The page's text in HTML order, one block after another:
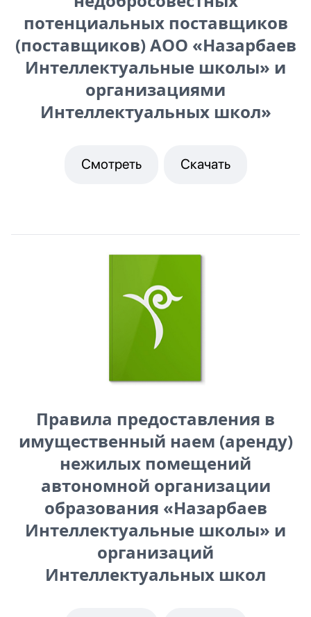
потенциальных поставщиков
(поставщиков) АОО «Назарбаев
Интеллектуальные школы» и
организациями
Интеллектуальных школ»
Смотреть Скачать
Правила предоставления в
имущественный наем (аренду)
нежилых помещений
автономной организации
образования «Назарбаев
Интеллектуальные школы» и
организаций
Интеллектуальных школ